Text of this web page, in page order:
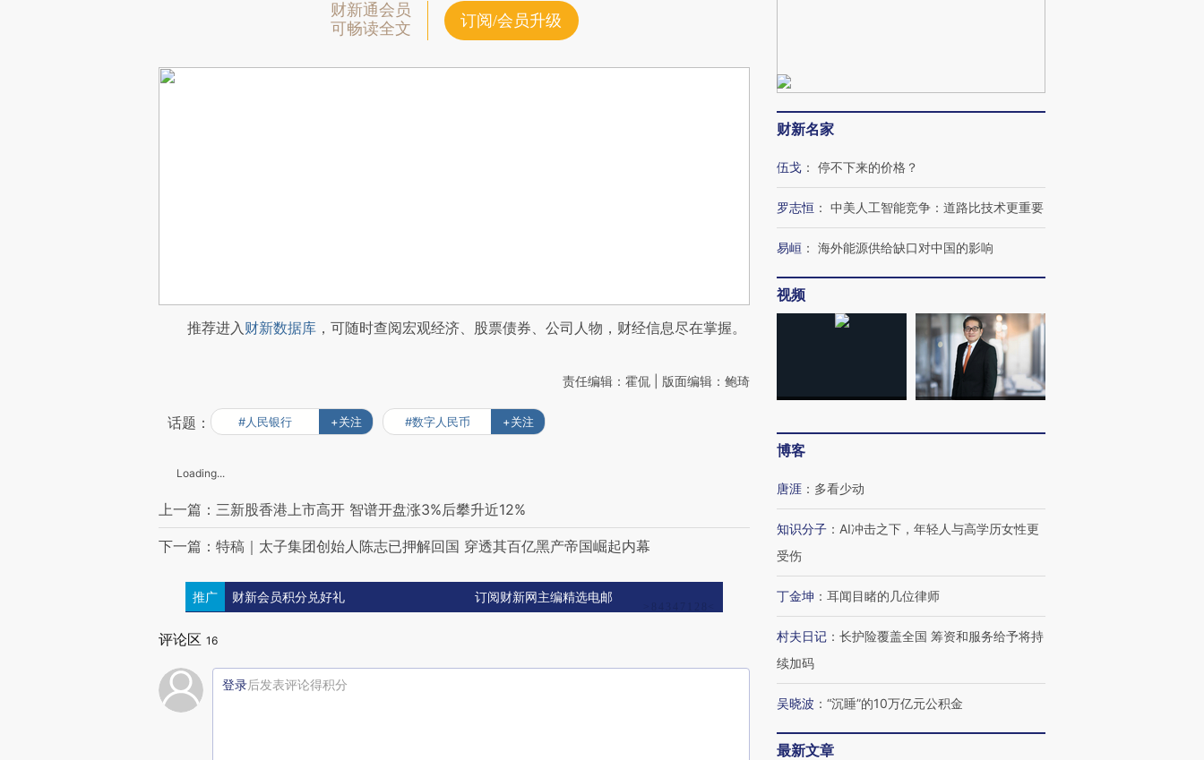
财新通会员
可畅读全文
订阅/会员升级
推荐进入财新数据库 ，可随时查阅宏观经济、股票债券、公司人物，财经信息尽在掌握。
责任编辑：霍侃 | 版面编辑：鲍琦
话题： #人民银行 +关注 #数字人民币 +关注
Loading...
上一篇：三新股香港上市高开 智谱开盘涨3%后攀升近12%
下一篇：特稿｜太子集团创始人陈志已押解回国 穿透其百亿黑产帝国崛起内幕
推广 财新会员积分兑好礼 订阅财新网主编精选电邮
评论区 16
登录后发表评论得积分
财新名家
伍戈 ： 停不下来的价格？
罗志恒 ： 中美人工智能竞争：道路比技术更重要
易峘 ： 海外能源供给缺口对中国的影响
视频
博客
唐涯 ： 多看少动
知识分子 ： AI冲击之下，年轻人与高学历女性更
受伤
丁金坤 ： 耳闻目睹的几位律师
村夫日记 ： 长护险覆盖全国 筹资和服务给予将持
续加码
吴晓波 ： “沉睡”的10万亿元公积金
最新文章